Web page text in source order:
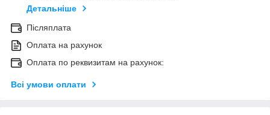
Детальніше
Післяплата
Оплата на рахунок
Оплата по реквизитам на рахунок:
Всі умови оплати